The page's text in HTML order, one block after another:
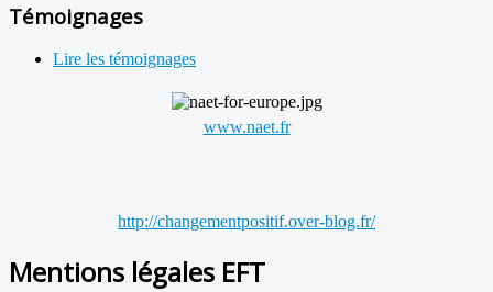
Témoignages
Lire les témoignages
www.naet.fr
http://changementpositif.over-blog.fr/
Mentions légales EFT